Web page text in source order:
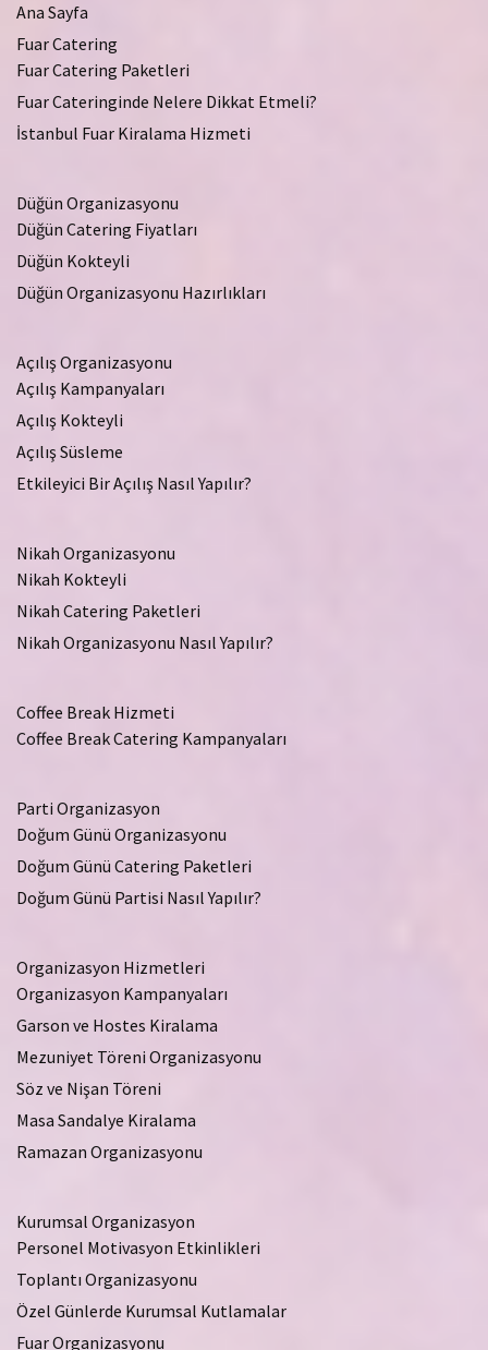
Ana Sayfa
Fuar Catering
Fuar Catering Paketleri
Fuar Cateringinde Nelere Dikkat Etmeli?
İstanbul Fuar Kiralama Hizmeti
Düğün Organizasyonu
Düğün Catering Fiyatları
Düğün Kokteyli
Düğün Organizasyonu Hazırlıkları
Açılış Organizasyonu
Açılış Kampanyaları
Açılış Kokteyli
Açılış Süsleme
Etkileyici Bir Açılış Nasıl Yapılır?
Nikah Organizasyonu
Nikah Kokteyli
Nikah Catering Paketleri
Nikah Organizasyonu Nasıl Yapılır?
Coffee Break Hizmeti
Coffee Break Catering Kampanyaları
Parti Organizasyon
Doğum Günü Organizasyonu
Doğum Günü Catering Paketleri
Doğum Günü Partisi Nasıl Yapılır?
Organizasyon Hizmetleri
Organizasyon Kampanyaları
Garson ve Hostes Kiralama
Mezuniyet Töreni Organizasyonu
Söz ve Nişan Töreni
Masa Sandalye Kiralama
Ramazan Organizasyonu
Kurumsal Organizasyon
Personel Motivasyon Etkinlikleri
Toplantı Organizasyonu
Özel Günlerde Kurumsal Kutlamalar
Fuar Organizasyonu